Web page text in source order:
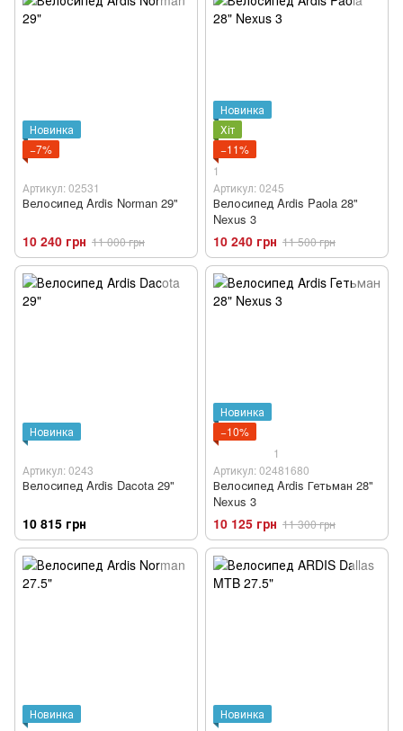
Новинка
−7%
Артикул: 02531
Велосипед Ardis Norman 29"
10 240 грн 11 000 грн
Новинка
Хіт
−11%
1
Артикул: 0245
Велосипед Ardis Paola 28"
Nexus 3
10 240 грн 11 500 грн
Новинка
Артикул: 0243
Велосипед Ardis Dacota 29"
10 815 грн
Новинка
−10%
1
Артикул: 02481680
Велосипед Ardis Гетьман 28"
Nexus 3
10 125 грн 11 300 грн
Новинка Новинка